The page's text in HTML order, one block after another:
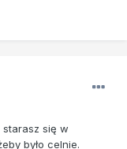
starasz się w
było celnie.